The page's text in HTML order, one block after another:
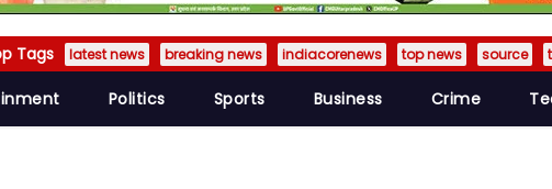
Tags latest news breaking news indiacorenews top news source
Politics Sports Business Crime